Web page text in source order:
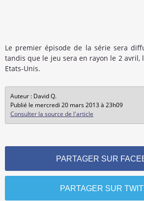
Le premier épisode de la série sera
tandis que le jeu sera en rayon le 2 avril,
Etats-Unis.
Auteur : David Q.
Publié le mercredi 20 mars 2013 à 23h09
Consulter la source de l'article
PARTAGER SUR
PARTAGER SUR